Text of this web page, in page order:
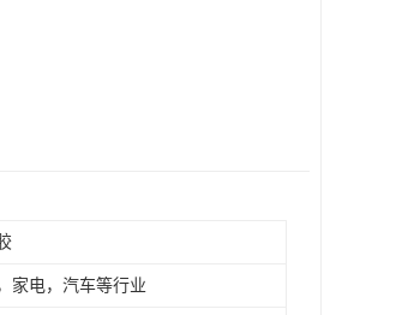
家电，汽车等行业